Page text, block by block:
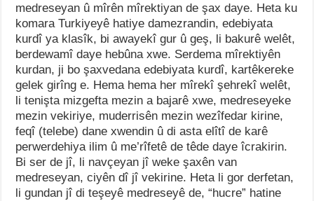
medreseyan û mîrên mîrektiyan de şax daye. Heta ku
komara Turkiyeyê hatiye damezrandin, edebiyata
kurdî ya klasîk, bi awayekî gur û geş, li bakurê welêt,
berdewamî daye hebûna xwe. Serdema mîrektiyên
kurdan, ji bo şaxvedana edebiyata kurdî, kartêkereke
gelek girîng e. Hema hema her mîrekî şehrekî welêt,
li tenişta mizgefta mezin a bajarê xwe, medreseyeke
mezin vekiriye, muderrisên mezin wezîfedar kirine,
feqî (telebe) dane xwendin û di asta elîtî de karê
perwerdehiya ilim û me’rîfetê de têde daye îcrakirin.
Bi ser de jî, li navçeyan jî weke şaxên van
medreseyan, ciyên dî jî vekirine. Heta li gor derfetan,
li gundan jî di teşeyê medreseyê de, “hucre” hatine